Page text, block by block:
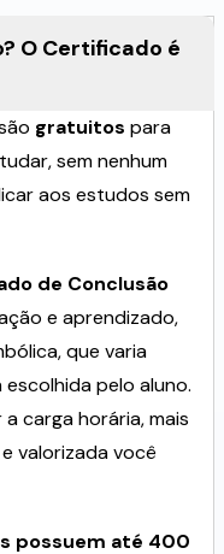
O Certificado é
gratuitos para
sem nenhum
aos estudos sem
de Conclusão
e aprendizado,
que varia
pelo aluno.
carga horária, mais
valorizada você
possuem até 400